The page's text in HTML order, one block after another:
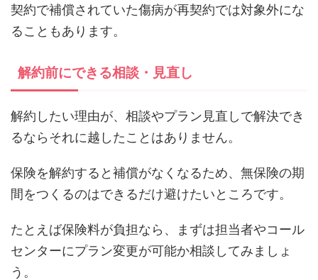
契約で補償されていた傷病が再契約では対象外にな
ることもあります。
解約前にできる相談・見直し
解約したい理由が、相談やプラン見直しで解決でき
るならそれに越したことはありません。
保険を解約すると補償がなくなるため、無保険の期
間をつくるのはできるだけ避けたいところです。
たとえば保険料が負担なら、まずは担当者やコール
センターにプラン変更が可能か相談してみましょ
う。